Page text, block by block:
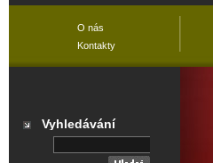
O nás
Kontakty
Vyhledávání